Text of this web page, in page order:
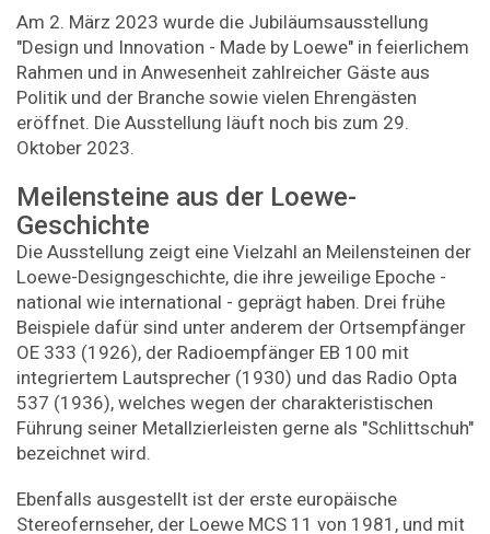
Am 2. März 2023 wurde die Jubiläumsausstellung
"Design und Innovation - Made by Loewe" in feierlichem
Rahmen und in Anwesenheit zahlreicher Gäste aus
Politik und der Branche sowie vielen Ehrengästen
eröffnet. Die Ausstellung läuft noch bis zum 29.
Oktober 2023.
Meilensteine aus der Loewe-
Geschichte
Die Ausstellung zeigt eine Vielzahl an Meilensteinen der
Loewe-Designgeschichte, die ihre jeweilige Epoche -
national wie international - geprägt haben. Drei frühe
Beispiele dafür sind unter anderem der Ortsempfänger
OE 333 (1926), der Radioempfänger EB 100 mit
integriertem Lautsprecher (1930) und das Radio Opta
537 (1936), welches wegen der charakteristischen
Führung seiner Metallzierleisten gerne als "Schlittschuh"
bezeichnet wird.
Ebenfalls ausgestellt ist der erste europäische
Stereofernseher, der Loewe MCS 11 von 1981, und mit